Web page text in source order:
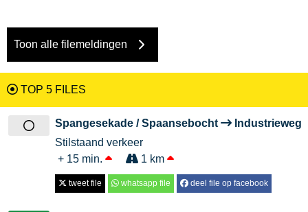
Toon alle filemeldingen
TOP 5 FILES
Spangesekade / Spaansebocht
Industrieweg
Stilstaand verkeer
+ 15 min.
1 km
tweet file whatsapp file deel file op facebook